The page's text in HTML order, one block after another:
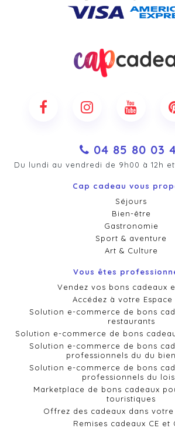
04 85 80 03
Du lundi au vendredi de 9h00 à 12h et
Cap cadeau vous
Séjours
Bien-être
Gastronomie
Sport & aventure
Art & Culture
Vous êtes
Vendez vos bons cadeaux
Accédez à votre Espace
Solution e-commerce de bons
restaurants
Solution e-commerce de bons
Solution e-commerce de bons
professionnels du du
Solution e-commerce de bons
professionnels du
Marketplace de bons cadeaux
touristiques
Offrez des cadeaux dans
Remises cadeaux CE et